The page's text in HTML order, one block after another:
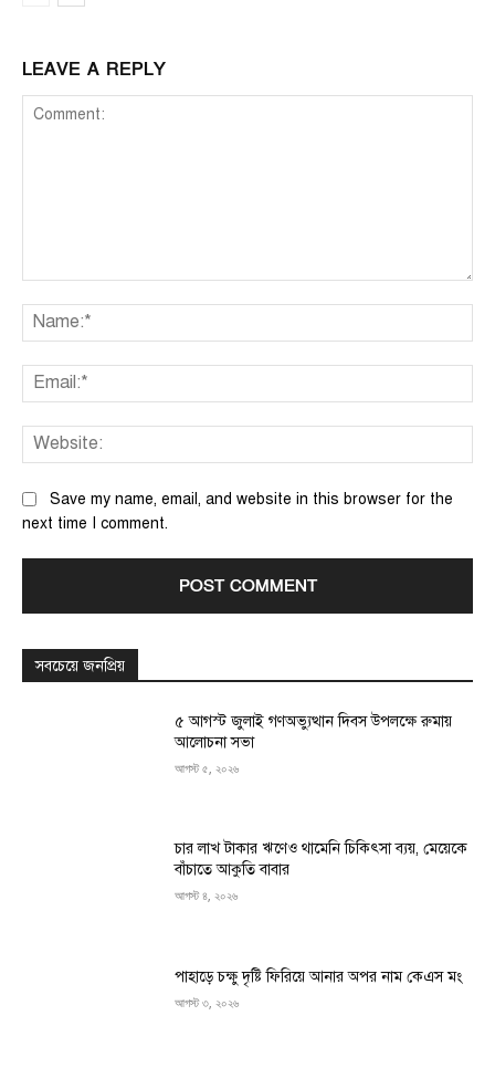
LEAVE A REPLY
Save my name, email, and website in this browser for the
next time I comment.
সবচেয়ে জনপ্রিয়
৫ আগস্ট জুলাই গণঅভ্যুত্থান দিবস উপলক্ষে রুমায়
আলোচনা সভা
আগস্ট ৫, ২০২৬
চার লাখ টাকার ঋণেও থামেনি চিকিৎসা ব্যয়, মেয়েকে
বাঁচাতে আকুতি বাবার
আগস্ট ৪, ২০২৬
পাহাড়ে চক্ষু দৃষ্টি ফিরিয়ে আনার অপর নাম কেএস মং
আগস্ট ৩, ২০২৬